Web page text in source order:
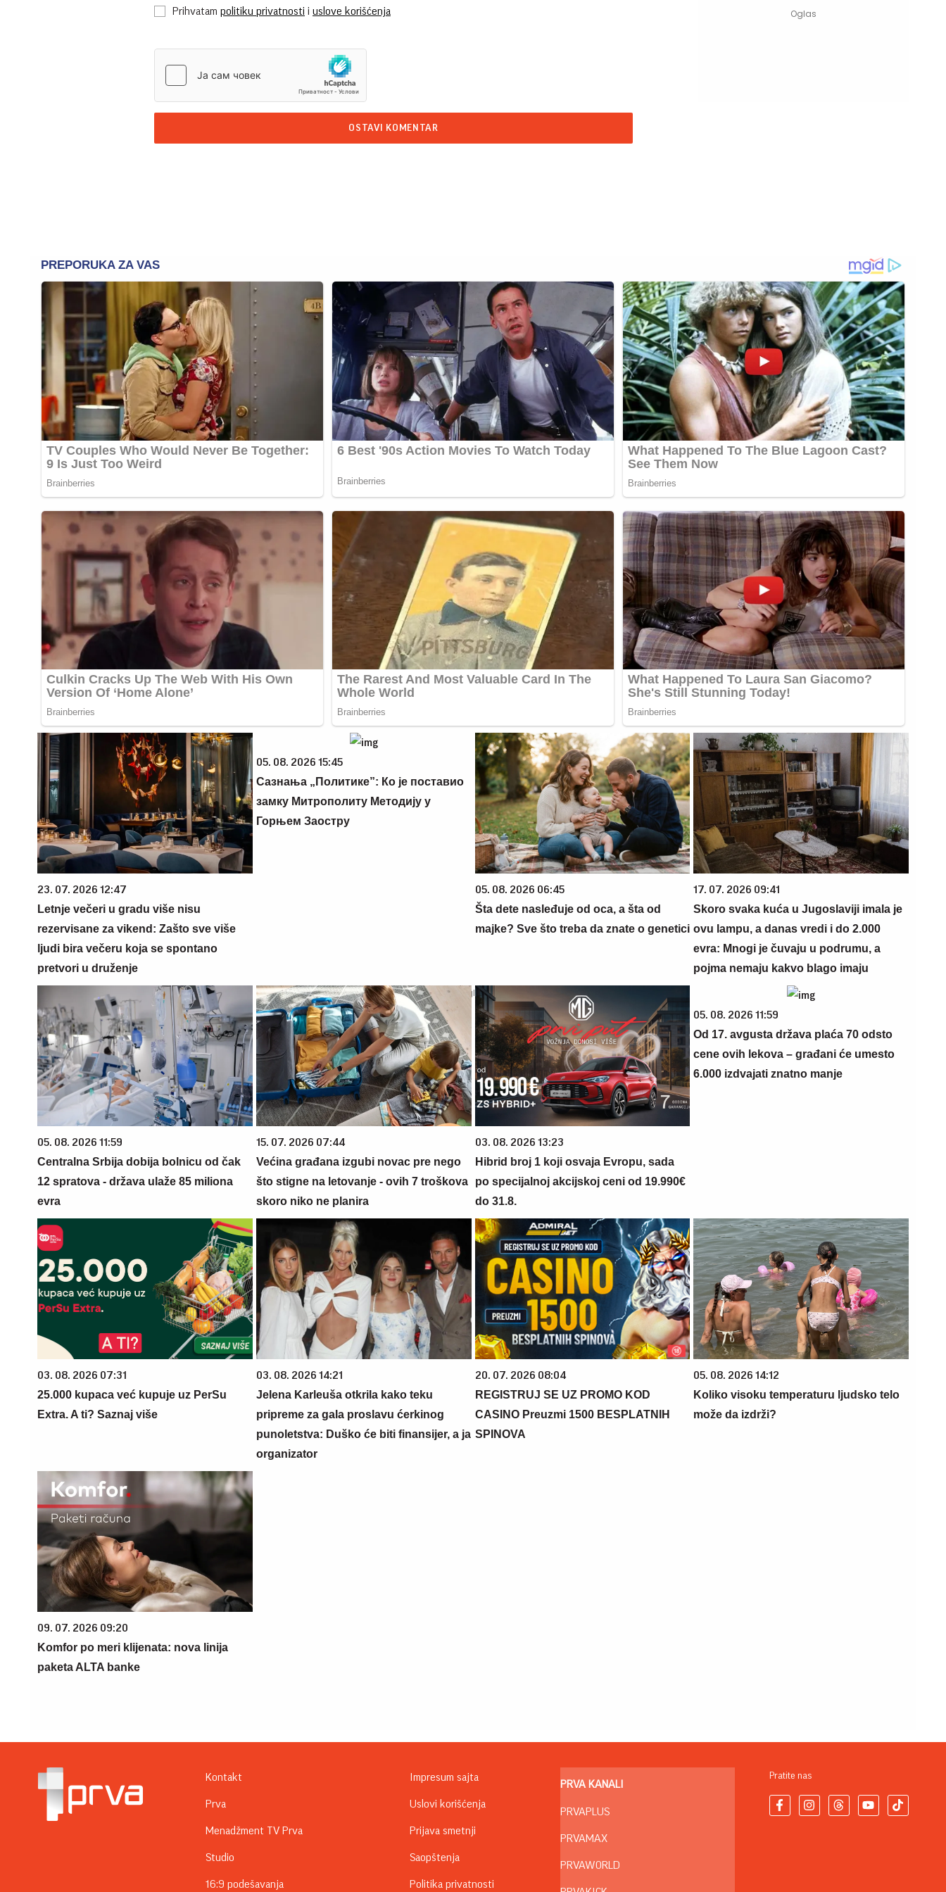
Prihvatam politiku privatnosti i uslove korišćenja
OSTAVI KOMENTAR
23. 07. 2026 12:47
Letnje večeri u gradu više nisu
rezervisane za vikend: Zašto sve više
ljudi bira večeru koja se spontano
pretvori u druženje
05. 08. 2026 15:45
Сазнања „Политике”: Ко је поставио
замку Митрополиту Методију у
Горњем Заостру
05. 08. 2026 06:45
Šta dete nasleđuje od oca, a šta od
majke? Sve što treba da znate o genetici
17. 07. 2026 09:41
Skoro svaka kuća u Jugoslaviji imala je
ovu lampu, a danas vredi i do 2.000
evra: Mnogi je čuvaju u podrumu, a
pojma nemaju kakvo blago imaju
05. 08. 2026 11:59
Centralna Srbija dobija bolnicu od čak
12 spratova - država ulaže 85 miliona
evra
15. 07. 2026 07:44
Većina građana izgubi novac pre nego
što stigne na letovanje - ovih 7 troškova
skoro niko ne planira
03. 08. 2026 13:23
Hibrid broj 1 koji osvaja Evropu, sada
po specijalnoj akcijskoj ceni od 19.990€
do 31.8.
05. 08. 2026 11:59
Od 17. avgusta država plaća 70 odsto
cene ovih lekova – građani će umesto
6.000 izdvajati znatno manje
03. 08. 2026 07:31
25.000 kupaca već kupuje uz PerSu
Extra. A ti? Saznaj više
03. 08. 2026 14:21
Jelena Karleuša otkrila kako teku
pripreme za gala proslavu ćerkinog
punoletstva: Duško će biti finansijer, a ja
organizator
20. 07. 2026 08:04
REGISTRUJ SE UZ PROMO KOD
CASINO Preuzmi 1500 BESPLATNIH
SPINOVA
05. 08. 2026 14:12
Koliko visoku temperaturu ljudsko telo
može da izdrži?
09. 07. 2026 09:20
Komfor po meri klijenata: nova linija
paketa ALTA banke
Kontakt
Prva
Menadžment TV Prva
Studio
16:9 podešavanja
Impresum sajta
Uslovi korišćenja
Prijava smetnji
Saopštenja
Politika privatnosti
PRVA KANALI
PRVAPLUS
PRVAMAX
PRVAWORLD
Pratite nas